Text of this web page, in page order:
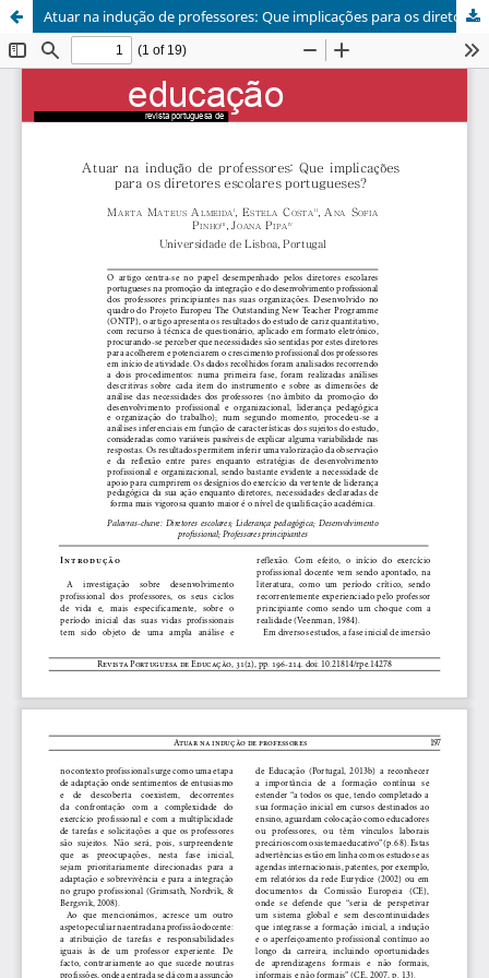
Atuar na indução de professores: Que implicações para os diretores escolares portugueses?